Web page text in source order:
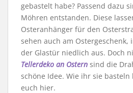
gebastelt habe? Passend dazu
Möhren entstanden. Diese
Osteranhänger für den
sehen auch am Ostergeschenk,
der Glastür niedlich aus. Doch
Tellerdeko an Ostern sind die
schöne Idee. Wie ihr sie
euch hier.